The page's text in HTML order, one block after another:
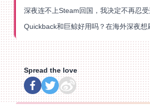
深夜连不上Steam回国，我决定不再忍
Spread the love